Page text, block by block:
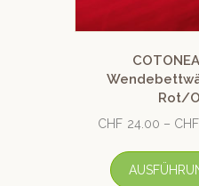
Rot/
CHF 24.00 – CHF